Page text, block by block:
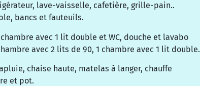
lave-vaisselle, cafetière, grille-pain..
bancs et fauteuils.
avec 1 lit double et WC, douche et lavabo
avec 2 lits de 90, 1 chambre avec 1 lit double.
chaise haute, matelas à langer, chauffe
et pot.